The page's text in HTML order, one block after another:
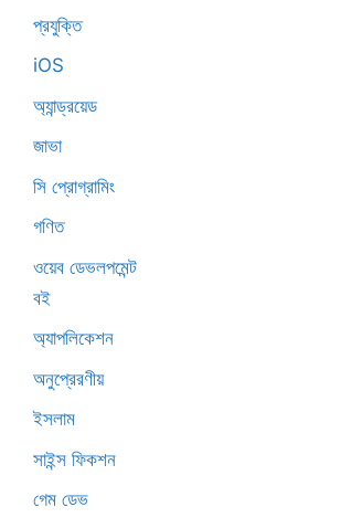
প্রযুক্তি
iOS
অ্যান্ড্রয়েড
জাভা
সি প্রোগ্রামিং
গণিত
ওয়েব ডেভলপমেন্ট
বই
অ্যাপলিকেশন
অনুপ্রেরণীয়
ইসলাম
সাইন্স ফিকশন
গেম ডেভ